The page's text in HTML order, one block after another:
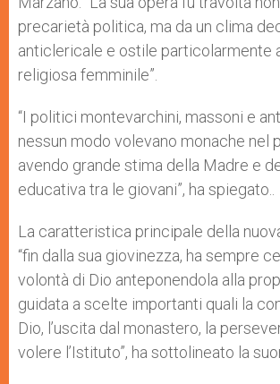
precarietà politica, ma da un clima
anticlericale e ostile particolarmente
religiosa femminile”.
“I politici montevarchini, massoni e
nessun modo volevano monache nel
avendo grande stima della Madre e
educativa tra le giovani”, ha spiegato..
La caratteristica principale della
“fin dalla sua giovinezza, ha sempre
volontà di Dio anteponendola alla
guidata a scelte importanti quali la
Dio, l’uscita dal monastero, la
volere l’Istituto”, ha sottolineato la